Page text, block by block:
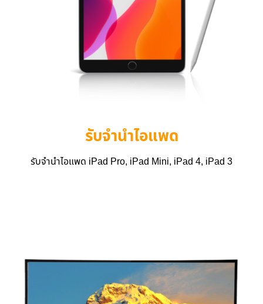
รับจำนำไอแพด
รับจำนำไอแพด iPad Pro, iPad Mini, iPad 4, iPad 3